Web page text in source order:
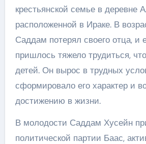
крестьянской семье в деревне
расположенной в Ираке. В
Саддам потерял своего отца, и
пришлось тяжело трудиться,
детей. Он вырос в трудных
сформировало его характер и
достижению в жизни.
В молодости Саддам Хусейн
политической партии Баас,